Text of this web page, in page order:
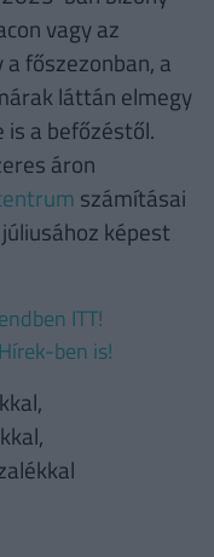
vagy az
főszezonban, a
láttán elmegy
is a befőzéstől.
áron
számításai
képest
ITT!
ben is!